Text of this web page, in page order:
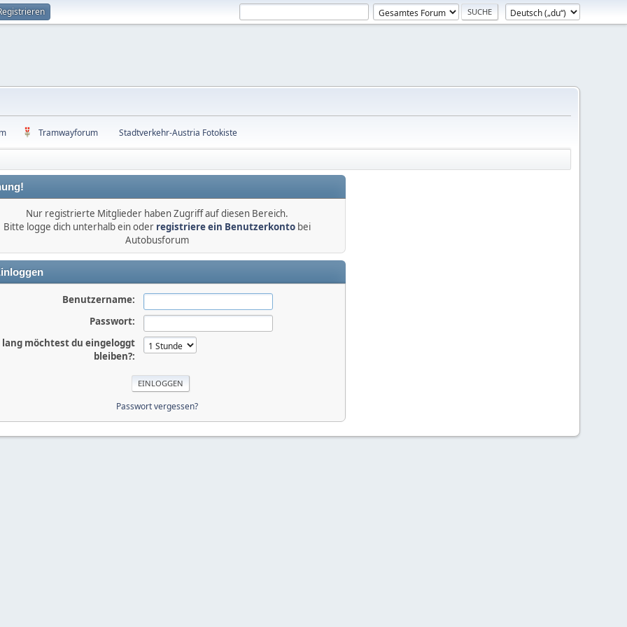
Tramwayforum Stadtverkehr-Austria Fotokiste
Nur registrierte Mitglieder haben Zugriff auf diesen Bereich.
Bitte logge dich unterhalb ein oder registriere ein Benutzerkontobei
Autobusforum
Benutzername:
Passwort:
lang möchtest du eingeloggt
bleiben?:
Passwort vergessen?